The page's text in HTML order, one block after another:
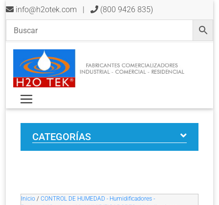
info@h2otek.com | (800 9426 835)
CATEGORÍAS
Inicio / CONTROL DE HUMEDAD - Humidificadores -